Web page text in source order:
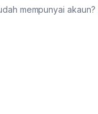
mempunyai akaun?